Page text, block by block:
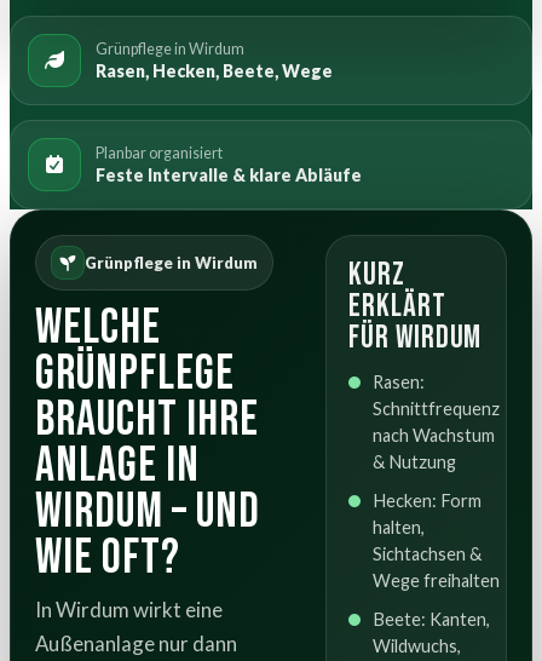
Grünpflege in Wirdum
Rasen, Hecken, Beete, Wege
Planbar organisiert
Feste Intervalle & klare Abläufe
Grünpflege in Wirdum
Welche
Grünpflege
braucht Ihre
Anlage in
Wirdum – und
wie oft?
In Wirdum wirkt eine
Außenanlage nur dann
Kurz
erklärt
für Wirdum
Rasen:
Schnittfrequenz
nach Wachstum
& Nutzung
Hecken: Form
halten,
Sichtachsen &
Wege freihalten
Beete: Kanten,
Wildwuchs,